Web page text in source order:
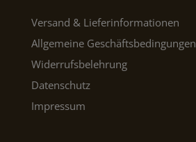
Versand & Lieferinformationen
Allgemeine Geschäftsbedingungen
Widerrufsbelehrung
Datenschutz
Impressum